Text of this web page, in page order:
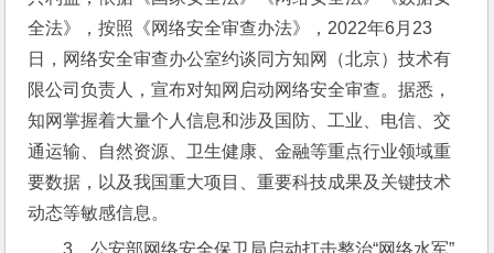
全法》，按照《网络安全审查办法》，2022年6月23
日，网络安全审查办公室约谈同方知网（北京）技术有
限公司负责人，宣布对知网启动网络安全审查。据悉，
知网掌握着大量个人信息和涉及国防、工业、电信、交
通运输、自然资源、卫生健康、金融等重点行业领域重
要数据，以及我国重大项目、重要科技成果及关键技术
动态等敏感信息。
3、公安部网络安全保卫局启动打击整治“网络水军”